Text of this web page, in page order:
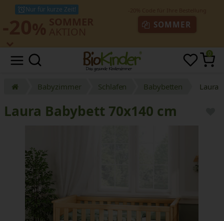
Nur für kurze Zeit!
SOMMER
0
Babyzimmer Schlafen Babybetten Laura
Laura Babybett 70x140 cm